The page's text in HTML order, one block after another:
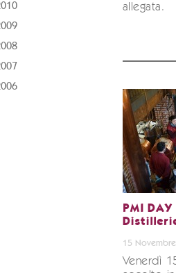
allegata.
PMI
15
Venerdì